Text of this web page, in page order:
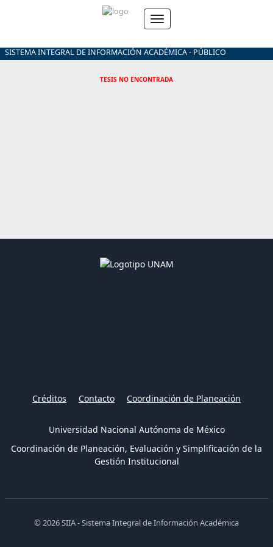
SISTEMA INTEGRAL DE INFORMACIÓN ACADÉMICA - PÚBLICO
TESIS NO ENCONTRADA
Créditos Contacto Coordinación de Planeación
Universidad Nacional Autónoma de México
Coordinación de Planeación, Evaluación y Simplificación de la
Gestión Institucional
© 2026 SIIA - Sistema Integral de Información Académica